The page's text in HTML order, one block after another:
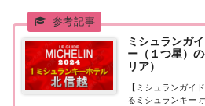
ミシュランガ
ー（１つ星）
リア）
【ミシュランガイ
るミシュランキー